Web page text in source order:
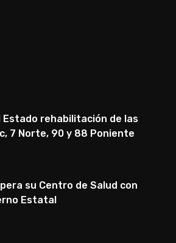
Estado rehabilitación de las
7 Norte, 90 y 88 Poniente
su Centro de Salud con
Estatal